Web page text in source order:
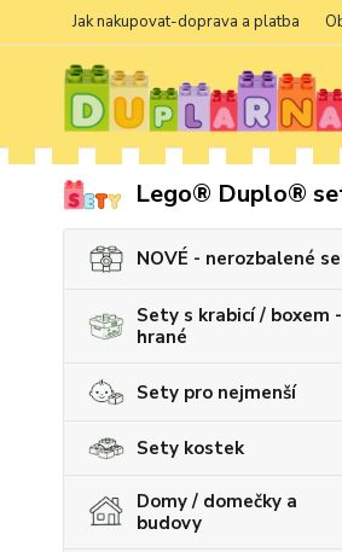
Jak nakupovat-doprava a platba
Lego® Duplo®
NOVÉ - nerozbalené
Sety s krabicí / boxem -
hrané
Sety pro nejmenší
Sety kostek
Domy / domečky a
budovy